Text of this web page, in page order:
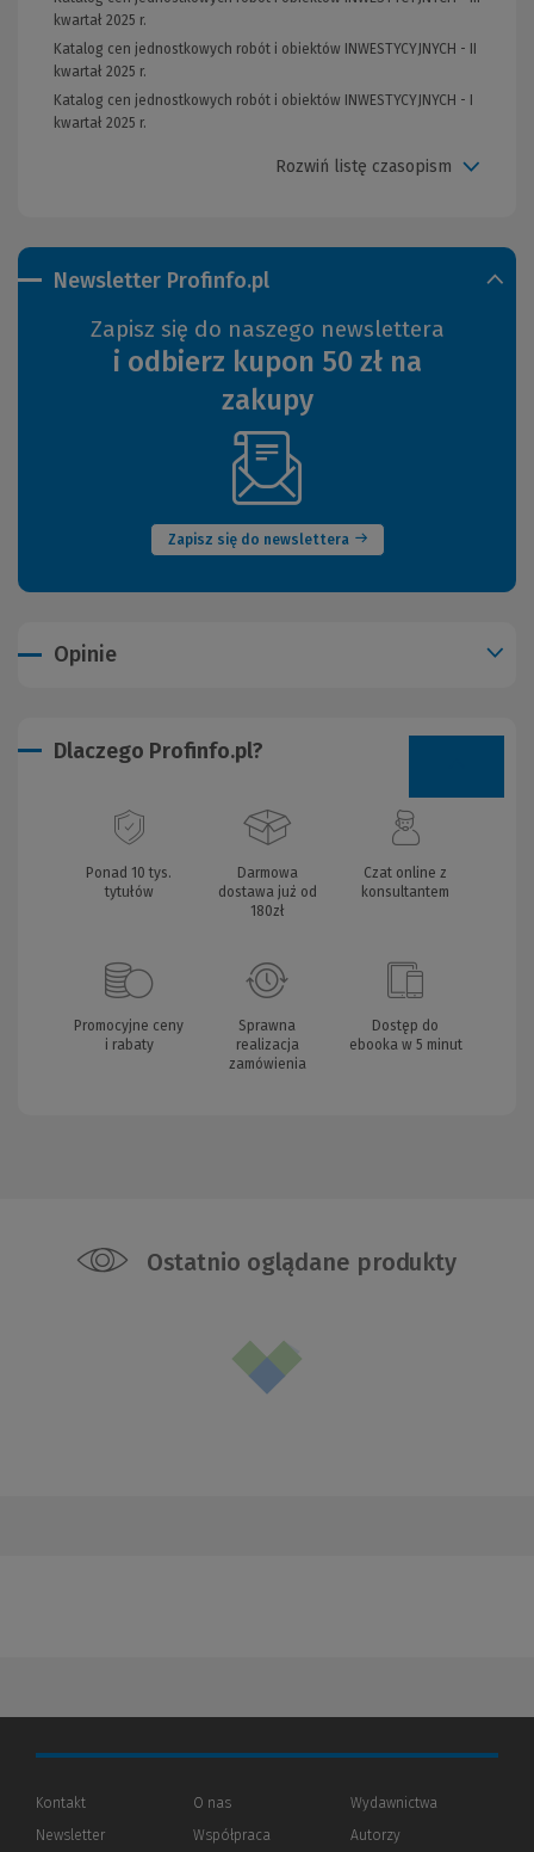
Newsletter Profinfo.pl
Zapisz się do naszego newslettera
i odbierz kupon 50 zł na
zakupy
Zapisz się do newslettera
(Nowe
okno)
kwartał 2025 r.
Katalog cen jednostkowych robót i obiektów INWESTYCYJNYCH - II
kwartał 2025 r.
Katalog cen jednostkowych robót i obiektów INWESTYCYJNYCH - I
kwartał 2025 r.
Rozwiń listę czasopism
Opinie
Dlaczego Profinfo.pl?
Ponad 10 tys.
tytułów
Darmowa
dostawa już od
180zł
Czat online z
konsultantem
Promocyjne ceny
i rabaty
Sprawna
realizacja
zamówienia
Dostęp do
ebooka w 5 minut
Ostatnio oglądane produkty
Kontakt
Newsletter
O nas
Współpraca
Wydawnictwa
Autorzy